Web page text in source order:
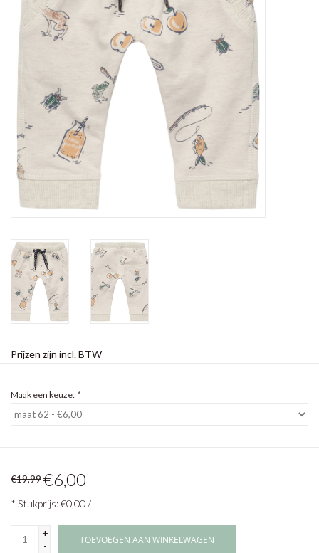
Prijzen zijn incl. BTW
Maak een keuze: *
€19,99€6,00
* Stukprijs: €0,00 /
+
-
TOEVOEGEN AAN WINKELWAGEN